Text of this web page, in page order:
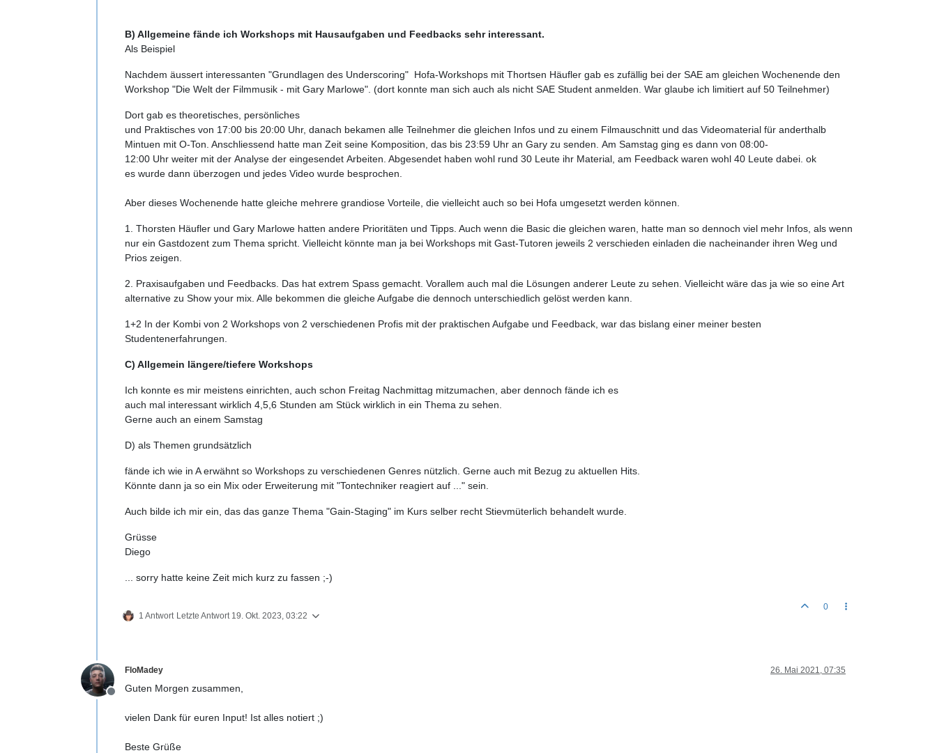
B) Allgemeine fände ich Workshops mit Hausaufgaben und Feedbacks sehr interessant.
Als Beispiel
Nachdem äussert interessanten "Grundlagen des Underscoring" Hofa-Workshops mit Thortsen Häufler gab es zufällig bei der SAE am gleichen Wochenende den
Workshop "Die Welt der Filmmusik - mit Gary Marlowe". (dort konnte man sich auch als nicht SAE Student anmelden. War glaube ich limitiert auf 50 Teilnehmer)
Dort gab es theoretisches, persönliches
und Praktisches von 17:00 bis 20:00 Uhr, danach bekamen alle Teilnehmer die gleichen Infos und zu einem Filmauschnitt und das Videomaterial für anderthalb
Mintuen mit O-Ton. Anschliessend hatte man Zeit seine Komposition, das bis 23:59 Uhr an Gary zu senden. Am Samstag ging es dann von 08:00-
12:00 Uhr weiter mit der Analyse der eingesendet Arbeiten. Abgesendet haben wohl rund 30 Leute ihr Material, am Feedback waren wohl 40 Leute dabei. ok
es wurde dann überzogen und jedes Video wurde besprochen.
Aber dieses Wochenende hatte gleiche mehrere grandiose Vorteile, die vielleicht auch so bei Hofa umgesetzt werden können.
1. Thorsten Häufler und Gary Marlowe hatten andere Prioritäten und Tipps. Auch wenn die Basic die gleichen waren, hatte man so dennoch viel mehr Infos, als wenn
nur ein Gastdozent zum Thema spricht. Vielleicht könnte man ja bei Workshops mit Gast-Tutoren jeweils 2 verschieden einladen die nacheinander ihren Weg und
Prios zeigen.
2. Praxisaufgaben und Feedbacks. Das hat extrem Spass gemacht. Vorallem auch mal die Lösungen anderer Leute zu sehen. Vielleicht wäre das ja wie so eine Art
alternative zu Show your mix. Alle bekommen die gleiche Aufgabe die dennoch unterschiedlich gelöst werden kann.
1+2 In der Kombi von 2 Workshops von 2 verschiedenen Profis mit der praktischen Aufgabe und Feedback, war das bislang einer meiner besten
Studentenerfahrungen.
C) Allgemein längere/tiefere Workshops
Ich konnte es mir meistens einrichten, auch schon Freitag Nachmittag mitzumachen, aber dennoch fände ich es
auch mal interessant wirklich 4,5,6 Stunden am Stück wirklich in ein Thema zu sehen.
Gerne auch an einem Samstag
D) als Themen grundsätzlich
fände ich wie in A erwähnt so Workshops zu verschiedenen Genres nützlich. Gerne auch mit Bezug zu aktuellen Hits.
Könnte dann ja so ein Mix oder Erweiterung mit "Tontechniker reagiert auf ..." sein.
Auch bilde ich mir ein, das das ganze Thema "Gain-Staging" im Kurs selber recht Stievmüterlich behandelt wurde.
Grüsse
Diego
... sorry hatte keine Zeit mich kurz zu fassen ;-)
1 Antwort Letzte Antwort 19. Okt. 2023, 03:22
0
Offline
FloMadey 26. Mai 2021, 07:35
Guten Morgen zusammen,
vielen Dank für euren Input! Ist alles notiert ;)
Beste Grüße